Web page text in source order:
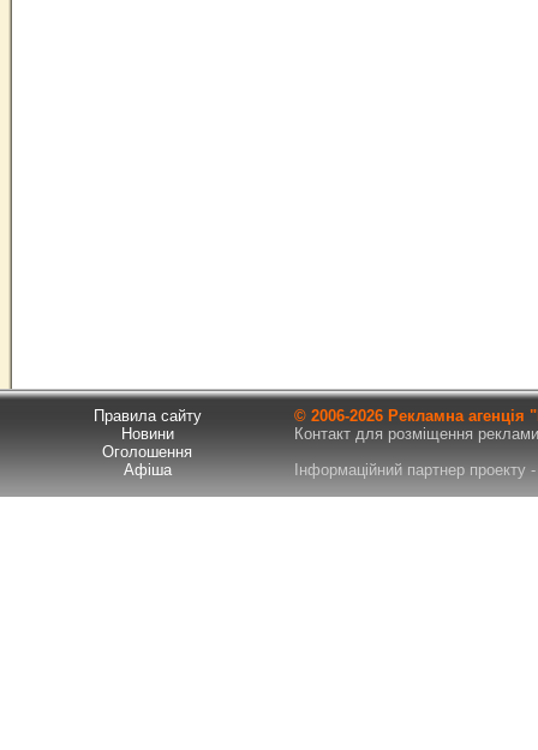
Правила сайту
Новини
Оголошення
Афіша
© 2006-2026 Рекламна
Контакт для розміщення
Інформаційний партнер проекту